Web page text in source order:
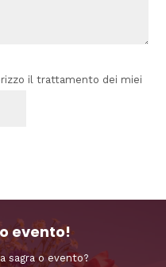
il trattamento dei miei
evento!
sagra o evento?